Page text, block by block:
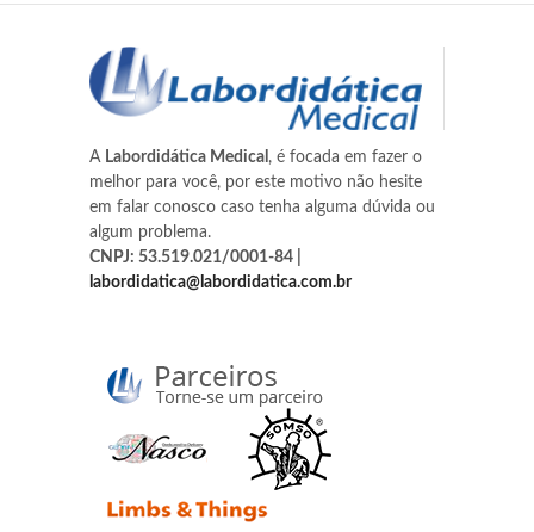
A Labordidática Medical , é focada em fazer o
melhor para você, por este motivo não hesite
em falar conosco caso tenha alguma dúvida ou
algum problema.
CNPJ: 53.519.021/0001-84 |
labordidatica@labordidatica.com.br